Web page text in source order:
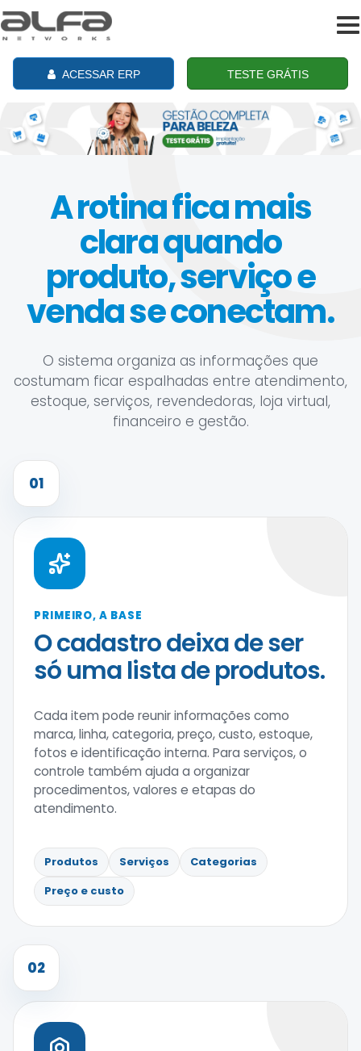
ACESSAR ERP TESTE GRÁTIS
A rotina fica mais
clara quando
produto, serviço e
venda se conectam.
O sistema organiza as informações que
costumam ficar espalhadas entre atendimento,
estoque, serviços, revendedoras, loja virtual,
financeiro e gestão.
01
PRIMEIRO, A BASE
O cadastro deixa de ser
só uma lista de produtos.
Cada item pode reunir informações como
marca, linha, categoria, preço, custo, estoque,
fotos e identificação interna. Para serviços, o
controle também ajuda a organizar
procedimentos, valores e etapas do
atendimento.
Produtos Serviços
Categorias
Preço e custo
02